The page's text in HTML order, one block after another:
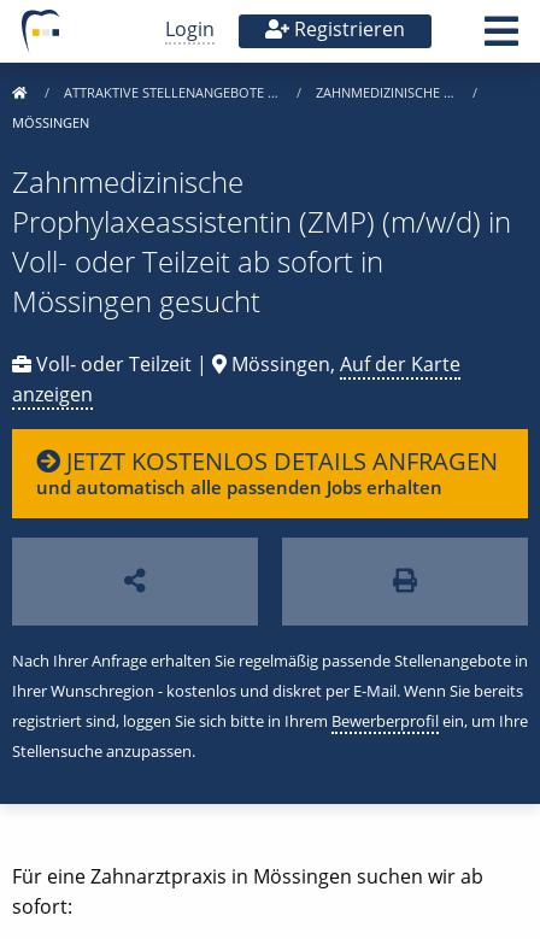
Login Registrieren
ATTRAKTIVE STELLENANGEBOTE …
ZAHNMEDIZINISCHE …
MÖSSINGEN
Zahnmedizinische
Prophylaxeassistentin (ZMP) (m/w/d) in
Voll- oder Teilzeit ab sofort in
Mössingen gesucht
Voll- oder Teilzeit | Mössingen, Auf der Karte
anzeigen
JETZT KOSTENLOS DETAILS ANFRAGEN
und automatisch alle passenden Jobs erhalten
Nach Ihrer Anfrage erhalten Sie regelmäßig passende Stellenangebote in
Ihrer Wunschregion - kostenlos und diskret per E-Mail. Wenn Sie bereits
registriert sind, loggen Sie sich bitte in Ihrem Bewerberprofilein, um Ihre
Stellensuche anzupassen.
Für eine Zahnarztpraxis in Mössingen suchen wir ab
sofort: